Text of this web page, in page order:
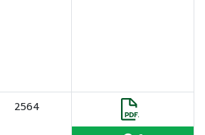
2564